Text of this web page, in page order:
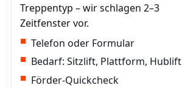
Treppentyp – wir schlagen 2–3
Zeitfenster vor.
Telefon oder Formular
Bedarf: Sitzlift, Plattform, Hublift
Förder-Quickcheck